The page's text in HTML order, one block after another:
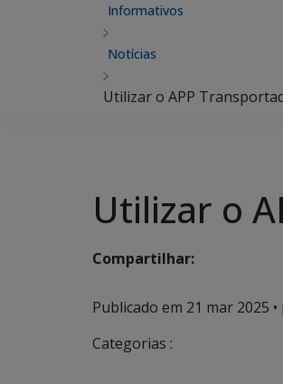
Informativos
Notícias
Utilizar o APP
Utilizar o
Compartilhar:
Publicado em 21 mar 2025
Categorias :